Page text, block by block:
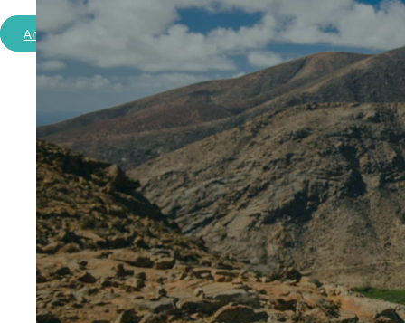
Angebote entdecken Persönlich beraten lassen